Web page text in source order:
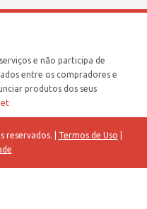
e não participa de
entre os compradores e
produtos dos seus
reservados. | Termos de Uso